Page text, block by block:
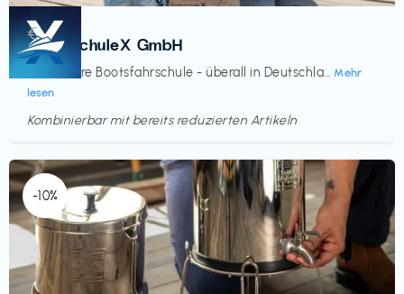
Kurse
BootsschuleX GmbH
Deine faire Bootsfahrschule - überall in Deutschla... Mehr
lesen
€‎
Kombinierbar mit bereits reduzierten Artikeln
-10%